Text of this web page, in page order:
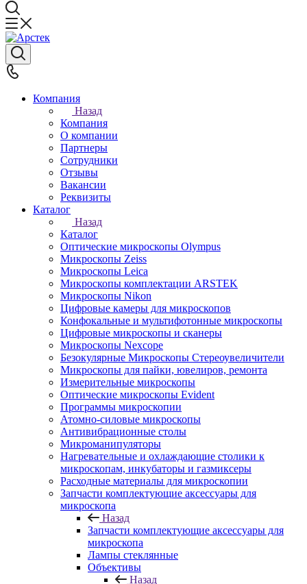
Компания
Назад
Компания
О компании
Партнеры
Сотрудники
Отзывы
Вакансии
Реквизиты
Каталог
Назад
Каталог
Оптические микроскопы Olympus
Микроскопы Zeiss
Микроскопы Leica
Микроскопы комплектации ARSTEK
Микроскопы Nikon
Цифровые камеры для микроскопов
Конфокальные и мультифотонные микроскопы
Цифровые микроскопы и сканеры
Микроскопы Nexcope
Безокулярные Микроскопы Стереоувеличители
Микроскопы для пайки, ювелиров, ремонта
Измерительные микроскопы
Оптические микроскопы Evident
Программы микроскопии
Атомно-силовые микроскопы
Антивибрационные столы
Микроманипуляторы
Нагревательные и охлаждающие столики к
микроскопам, инкубаторы и газмиксеры
Расходные материалы для микроскопии
Запчасти комплектующие аксессуары для
микроскопа
Назад
Запчасти комплектующие аксессуары для
микроскопа
Лампы стеклянные
Объективы
Назад